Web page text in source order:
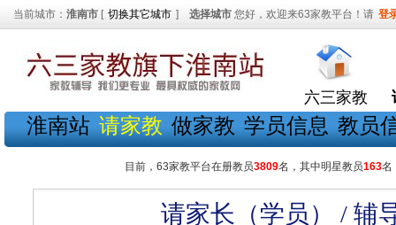
当前城市： 淮南市 [ 切换其它城市 ] 选择城市 您好，欢迎来63家教平台！请 登
六三家教
淮南站 请家教 做家教 学员信息 教员
目前，63家教平台在册教员3809名，其中明星教员163名
请家长（学员） / 辅